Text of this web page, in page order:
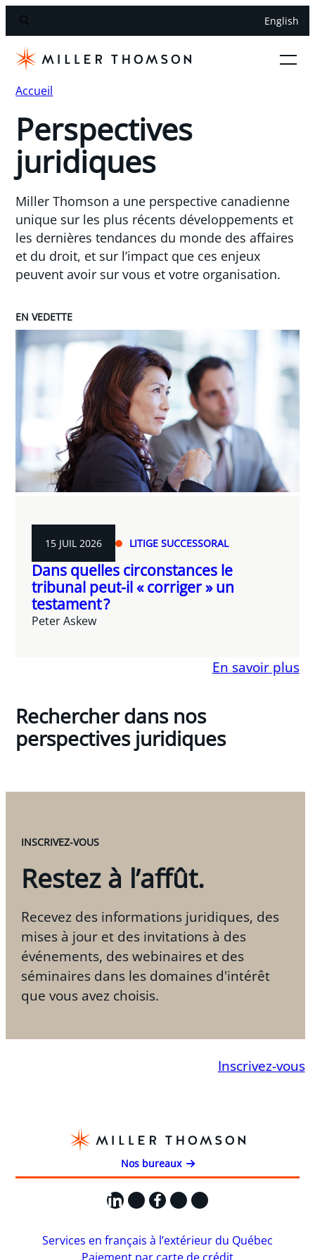
English
Accueil
Perspectives
juridiques
Miller Thomson a une perspective canadienne
unique sur les plus récents développements et
les dernières tendances du monde des affaires
et du droit, et sur l’impact que ces enjeux
peuvent avoir sur vous et votre organisation.
EN VEDETTE
15 JUIL 2026 LITIGE SUCCESSORAL
Dans quelles circonstances le
tribunal peut-il « corriger » un
testament ?
Peter Askew
En savoir plus
Rechercher dans nos
perspectives juridiques
INSCRIVEZ-VOUS
Restez à l’affût.
Recevez des informations juridiques, des
mises à jour et des invitations à des
événements, des webinaires et des
séminaires dans les domaines d'intérêt
que vous avez choisis.
Inscrivez-vous
Nos bureaux
LinkedIn
X Facebook
Instagram
YouTube
Services en français à l’extérieur du Québec